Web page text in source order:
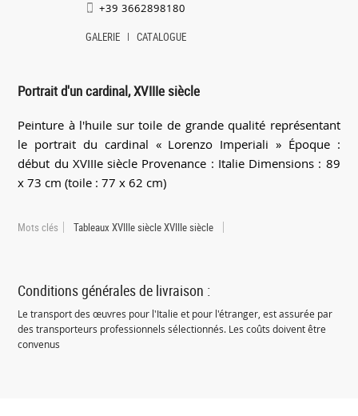
+39 3662898180
GALERIE CATALOGUE
Portrait d'un cardinal, XVIIIe siècle
Peinture à l'huile sur toile de grande qualité représentant
le portrait du cardinal « Lorenzo Imperiali » Époque :
début du XVIIIe siècle Provenance : Italie Dimensions : 89
x 73 cm (toile : 77 x 62 cm)
Mots clés Tableaux XVIIIe siècle XVIIIe siècle
Conditions générales de livraison :
Le transport des œuvres pour l'Italie et pour l'étranger, est assurée par
des transporteurs professionnels sélectionnés. Les coûts doivent être
convenus